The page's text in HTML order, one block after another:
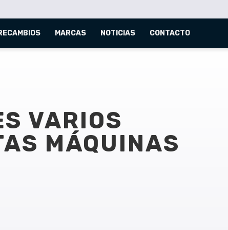
MARCAS NOTICIAS CONTACTO
VARIOS
MÁQUINAS